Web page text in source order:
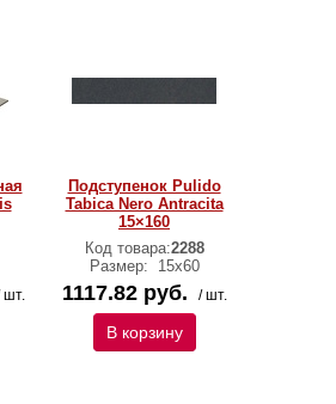
шт.
Подступенок Pulido
Tabica Nero Antracita
15×160
Код товара:2288
Размер:
15х60
1117.82 руб. / шт.
В корзину